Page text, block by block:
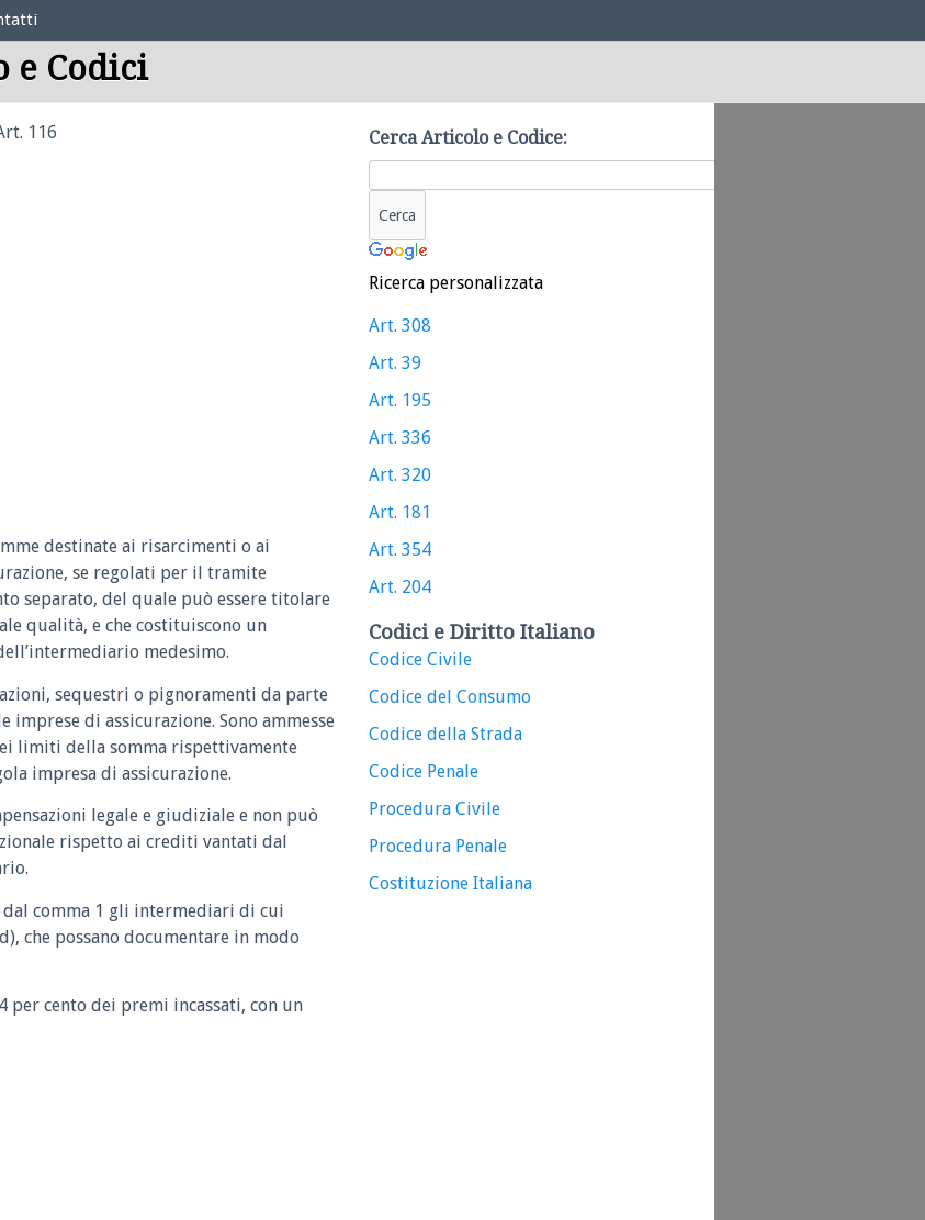
e Codici
116
destinate ai risarcimenti o ai
se regolati per il tramite
separato, del quale può essere titolare
qualità, e che costituiscono un
medesimo.
sequestri o pignoramenti da parte
di assicurazione. Sono ammesse
limiti della somma rispettivamente
impresa di assicurazione.
legale e giudiziale e non può
rispetto ai crediti vantati dal
comma 1 gli intermediari di cui
che possano documentare in modo
per cento dei premi incassati, con un
Cerca Articolo e Codice:
Ricerca personalizzata
Art. 308
Art. 39
Art. 195
Art. 336
Art. 320
Art. 181
Art. 354
Art. 204
Codici e Diritto Italiano
Codice Civile
Codice del Consumo
Codice della Strada
Codice Penale
Procedura Civile
Procedura Penale
Costituzione Italiana